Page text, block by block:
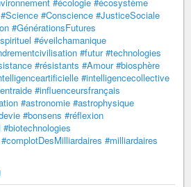
#Science #Conscience #JusticeSociale
#GénérationsFutures
#éveilchamanique
#futur #technologies
#résistants #Amour #biosphère
#intelligencecollective
#influenceursfrançais
#astronomie #astrophysique
#bonsens #réflexion
#biotechnologies
#complotDesMilliardaires #milliardaires